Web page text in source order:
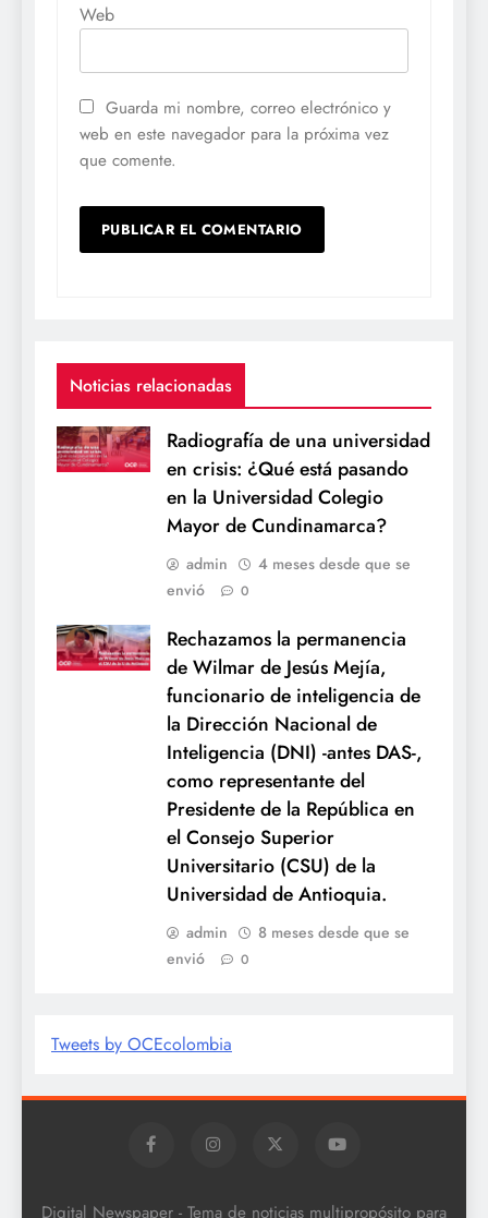
Web
Guarda mi nombre, correo electrónico y
web en este navegador para la próxima vez
que comente.
Noticias relacionadas
Radiografía de una universidad
en crisis: ¿Qué está pasando
en la Universidad Colegio
Mayor de Cundinamarca?
admin
4 meses desde que se
envió
0
Rechazamos la permanencia
de Wilmar de Jesús Mejía,
funcionario de inteligencia de
la Dirección Nacional de
Inteligencia (DNI) -antes DAS-,
como representante del
Presidente de la República en
el Consejo Superior
Universitario (CSU) de la
Universidad de Antioquia.
admin
8 meses desde que se
envió
0
Tweets by OCEcolombia
Digital Newspaper - Tema de noticias multipropósito para